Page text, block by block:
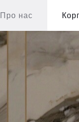
Про нас